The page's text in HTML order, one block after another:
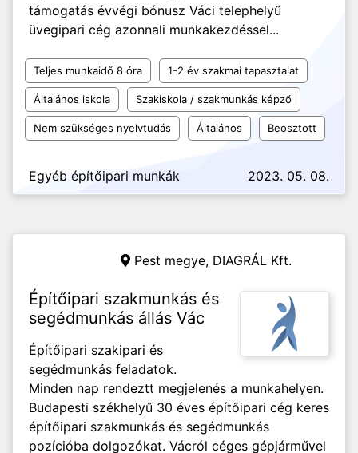
támogatás évvégi bónusz Váci telephelyű
üvegipari cég azonnali munkakezdéssel...
Teljes munkaidő 8 óra 1-2 év szakmai tapasztalat
Általános iskola Szakiskola / szakmunkás képző
Nem szükséges nyelvtudás Általános Beosztott
Egyéb építőipari munkák 2023. 05. 08.
Pest megye, DIAGRÁL Kft.
Építőipari szakmunkás és
segédmunkás állás Vác
Építőipari szakipari és
segédmunkás feladatok.
Minden nap rendeztt megjelenés a munkahelyen.
Budapesti székhelyű 30 éves építőipari cég keres
építőipari szakmunkás és segédmunkás
pozícióba dolgozókat. Vácról céges gépjárművel